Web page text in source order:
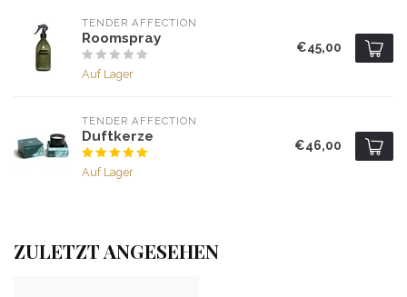
TENDER AFFECTION
Roomspray
Auf Lager
€45,00
TENDER AFFECTION
Duftkerze
Auf Lager
€46,00
ZULETZT ANGESEHEN